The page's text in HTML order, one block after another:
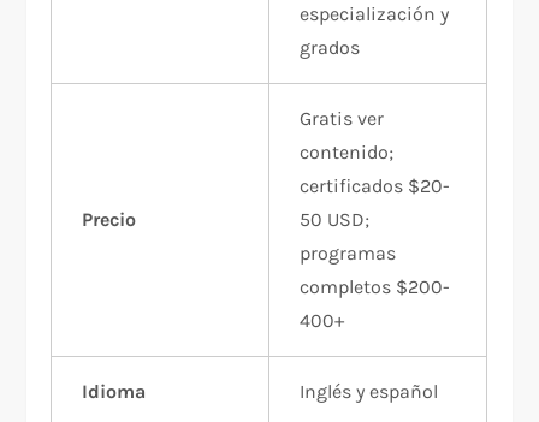
especialización y
grados
Precio
Gratis ver
contenido;
certificados $20-
50 USD;
programas
completos $200-
400+
Idioma Inglés y español